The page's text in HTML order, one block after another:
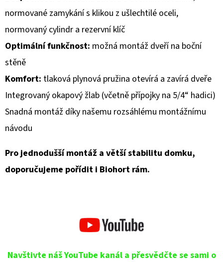
normované zamykání s klikou z ušlechtilé oceli,
normovaný cylindr a rezervní klíč
Optimální funkčnost: možná montáž dveří na boční
stěně
Komfort: tlaková plynová pružina otevírá a zavírá dveře
Integrovaný okapový žlab (včetně přípojky na 5/4“ hadici)
Snadná montáž díky našemu rozsáhlému montážnímu
návodu
Pro jednodušší montáž a větší stabilitu domku,
doporučujeme pořídit i Biohort rám.
Navštivte náš YouTube kanál a přesvědčte se sami o
Č
J
E
M
E